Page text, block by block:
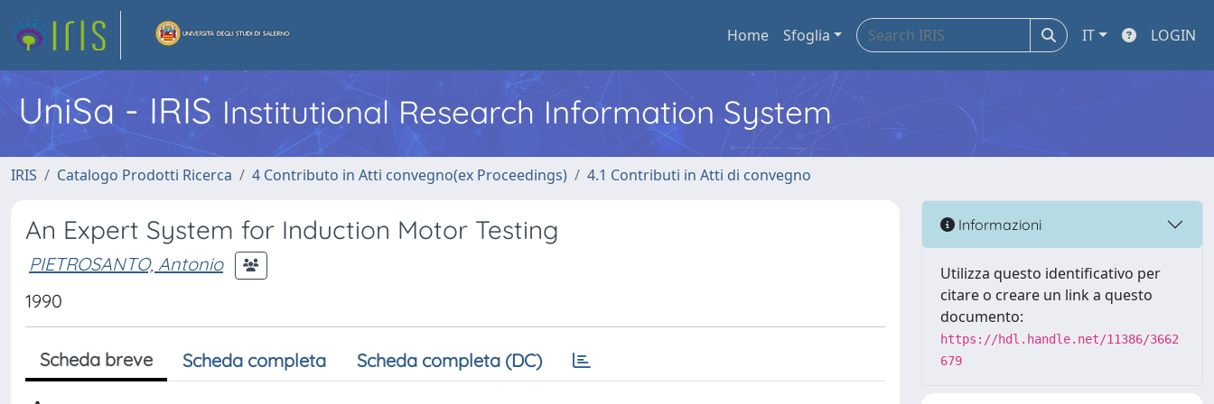
Home Sfoglia IT LOGIN
UniSa - IRIS Institutional Research Information System
IRIS Catalogo Prodotti Ricerca 4 Contributo in Atti convegno(ex Proceedings) 4.1 Contributi in Atti di convegno
An Expert System for Induction Motor Testing
PIETROSANTO, Antonio
1990
Scheda breve Scheda completa Scheda completa (DC)
Informazioni
Utilizza questo identificativo per
citare o creare un link a questo
documento:
https://hdl.handle.net/11386/3662
679